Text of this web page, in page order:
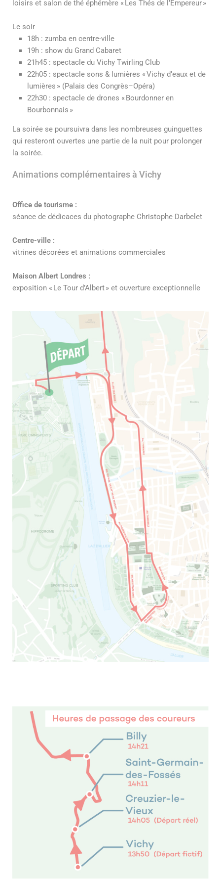
loisirs et salon de thé éphémère « Les Thés de l’Empereur »
Le soir
18h : zumba en centre-ville
19h : show du Grand Cabaret
21h45 : spectacle du Vichy Twirling Club
22h05 : spectacle sons & lumières « Vichy d’eaux et de
lumières » (Palais des Congrès–Opéra)
22h30 : spectacle de drones « Bourdonner en
Bourbonnais »
La soirée se poursuivra dans les nombreuses guinguettes
qui resteront ouvertes une partie de la nuit pour prolonger
la soirée.
Animations complémentaires à Vichy
Office de tourisme :
séance de dédicaces du photographe Christophe Darbelet
Centre-ville :
vitrines décorées et animations commerciales
Maison Albert Londres :
exposition « Le Tour d’Albert » et ouverture exceptionnelle